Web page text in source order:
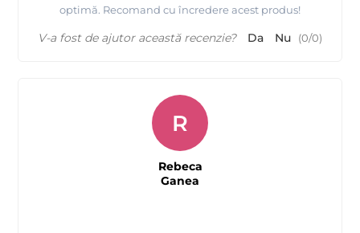
optimă. Recomand cu încredere acest produs!
V-a fost de ajutor această recenzie? Da Nu (0/0)
R
Rebeca
Ganea